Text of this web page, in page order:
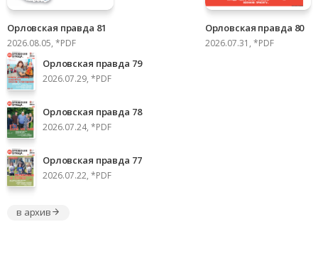
Орловская правда 81
2026.08.05, *PDF
Орловская правда 80
2026.07.31, *PDF
Орловская правда 79
2026.07.29, *PDF
Орловская правда 78
2026.07.24, *PDF
Орловская правда 77
2026.07.22, *PDF
в архив